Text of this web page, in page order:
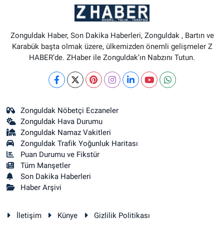
Zonguldak Haber, Son Dakika Haberleri, Zonguldak , Bartın ve
Karabük başta olmak üzere, ülkemizden önemli gelişmeler Z
HABER’de. ZHaber ile Zonguldak’ın Nabzını Tutun.
Zonguldak Nöbetçi Eczaneler
Zonguldak Hava Durumu
Zonguldak Namaz Vakitleri
Zonguldak Trafik Yoğunluk Haritası
Puan Durumu ve Fikstür
Tüm Manşetler
Son Dakika Haberleri
Haber Arşivi
İletişim Künye Gizlilik Politikası